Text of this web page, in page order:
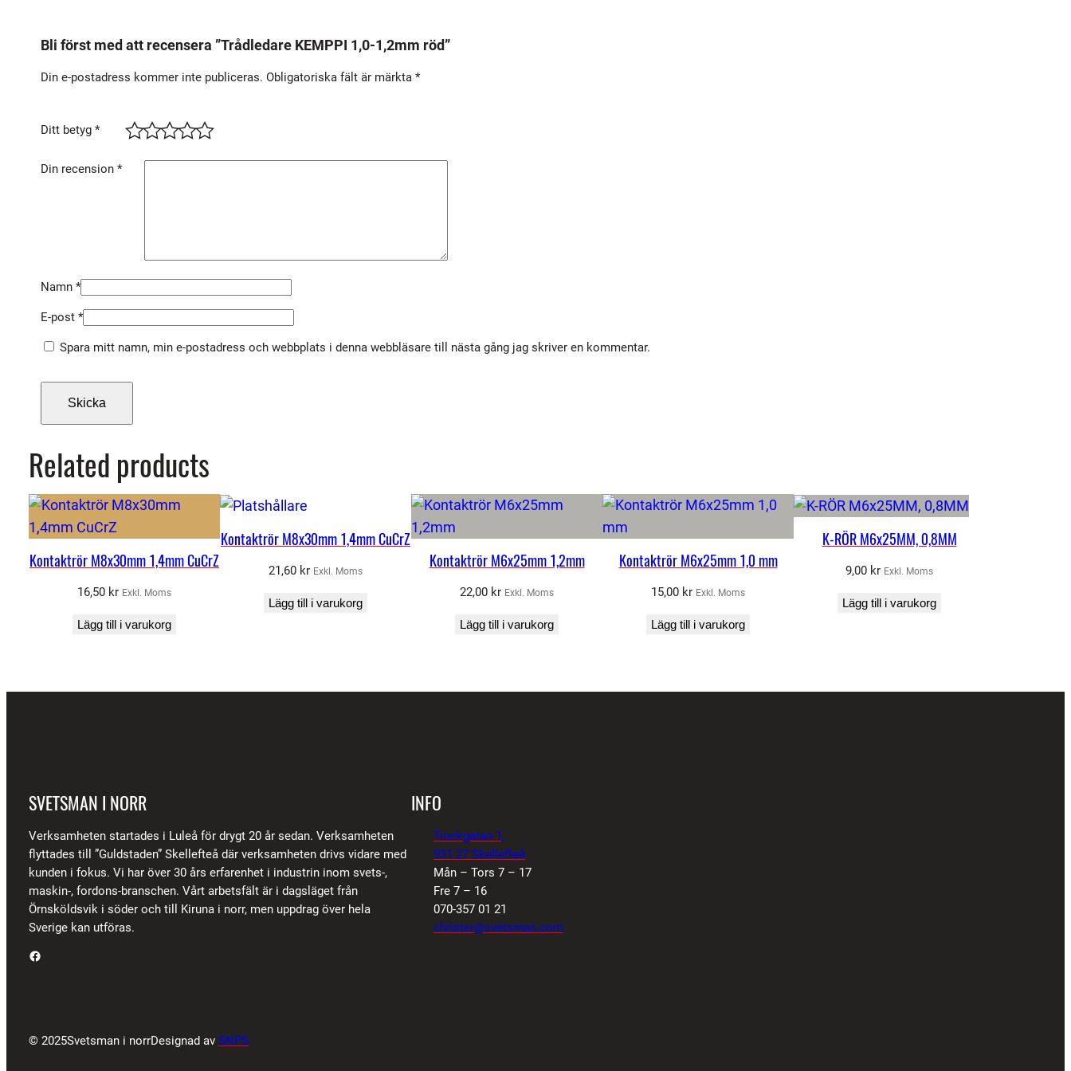
1
ö
n
Bli först med att recensera ”Trådledare KEMPPI 1,0-1,2mm röd”
Din e-postadress kommer inte publiceras. Obligatoriska fält är märkta *
Ditt betyg *
Din recension *
Namn *
E-post *
Spara mitt namn, min e-postadress och webbplats i denna webbläsare till nästa gång jag skriver en kommentar.
Related products
Kontaktrör M8x30mm 1,4mm CuCrZ
16,50 kr Exkl. Moms
Lägg till i varukorg
Kontaktrör M8x30mm 1,4mm CuCrZ
21,60 kr Exkl. Moms
Lägg till i varukorg
Kontaktrör M6x25mm 1,2mm
22,00 kr Exkl. Moms
Lägg till i varukorg
Kontaktrör M6x25mm 1,0 mm
15,00 kr Exkl. Moms
Lägg till i varukorg
K-RÖR M6x25MM, 0,8MM
9,00 kr Exkl. Moms
Lägg till i varukorg
SVETSMAN I NORR
Verksamheten startades i Luleå för drygt 20 år sedan. Verksamheten
flyttades till ”Guldstaden” Skellefteå där verksamheten drivs vidare med
kunden i fokus. Vi har över 30 års erfarenhet i industrin inom svets-,
maskin-, fordons-branschen. Vårt arbetsfält är i dagsläget från
Örnsköldsvik i söder och till Kiruna i norr, men uppdrag över hela
Sverige kan utföras.
Facebook
INFO
Truckgatan 1,
931 27 Skellefteå
Mån – Tors 7 – 17
Fre 7 – 16
070-357 01 21
christer@svetsman.com
© 2025Svetsman i norrDesignad av SNPS